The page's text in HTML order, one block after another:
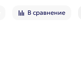
В сравнение